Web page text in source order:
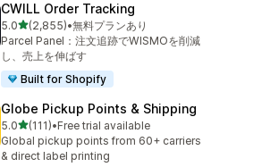
CWILL Order Tracking
5.05つ星中
(2,855)
合計レビュー数：2855件
•無料プランあり
Parcel Panel：注文追跡でWISMOを削減
し、売上を伸ばす
Built for Shopify
Globe Pickup Points & Shipping
5.05つ星中
(111)
合計レビュー数：111件
•Free trial available
Global pickup points from 60+ carriers
& direct label printing